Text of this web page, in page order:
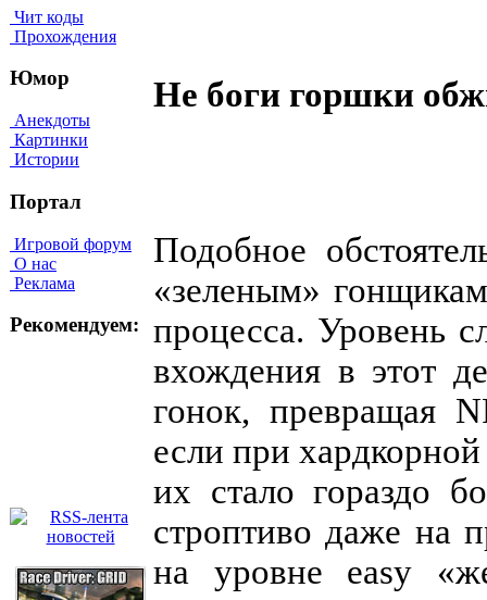
Чит коды
Прохождения
Юмор
Анекдоты
Картинки
Истории
Портал
Игровой форум
О нас
Реклама
Рекомендуем:
Не боги горшки
Подобное
«зеленым»
процесса. Уровень
вхождения в этот
гонок, превращая
если при
их стало гораздо
строптиво даже на
на уровне easy